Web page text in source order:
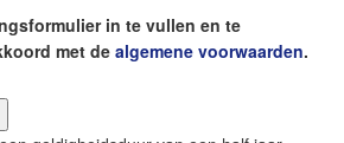
in te vullen en te
met de algemene voorwaarden.